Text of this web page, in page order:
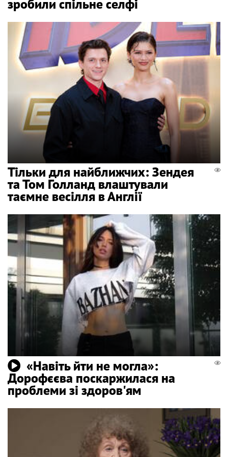
зробили спільне селфі
Тільки для найближчих: Зендея
та Том Голланд влаштували
таємне весілля в Англії
«Навіть йти не могла»:
Дорофєєва поскаржилася на
проблеми зі здоров'ям